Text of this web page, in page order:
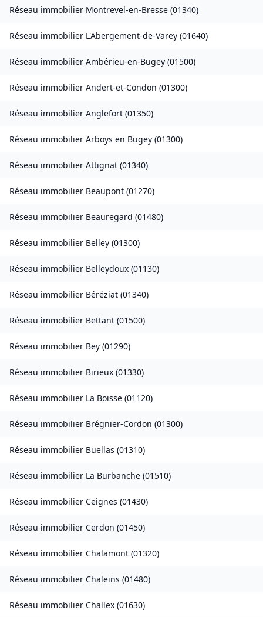
Réseau immobilier Montrevel-en-Bresse (01340)
Réseau immobilier L'Abergement-de-Varey (01640)
Réseau immobilier Ambérieu-en-Bugey (01500)
Réseau immobilier Andert-et-Condon (01300)
Réseau immobilier Anglefort (01350)
Réseau immobilier Arboys en Bugey (01300)
Réseau immobilier Attignat (01340)
Réseau immobilier Beaupont (01270)
Réseau immobilier Beauregard (01480)
Réseau immobilier Belley (01300)
Réseau immobilier Belleydoux (01130)
Réseau immobilier Béréziat (01340)
Réseau immobilier Bettant (01500)
Réseau immobilier Bey (01290)
Réseau immobilier Birieux (01330)
Réseau immobilier La Boisse (01120)
Réseau immobilier Brégnier-Cordon (01300)
Réseau immobilier Buellas (01310)
Réseau immobilier La Burbanche (01510)
Réseau immobilier Ceignes (01430)
Réseau immobilier Cerdon (01450)
Réseau immobilier Chalamont (01320)
Réseau immobilier Chaleins (01480)
Réseau immobilier Challex (01630)